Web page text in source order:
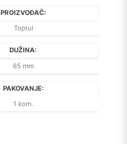
PROIZVOĐAČ:
Toptul
DUŽINA:
65 mm
PAKOVANJE:
1 kom.